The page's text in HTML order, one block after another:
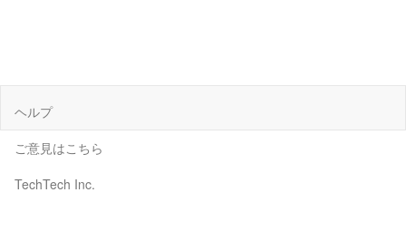
ヘルプ
ご意見はこちら
TechTech Inc.